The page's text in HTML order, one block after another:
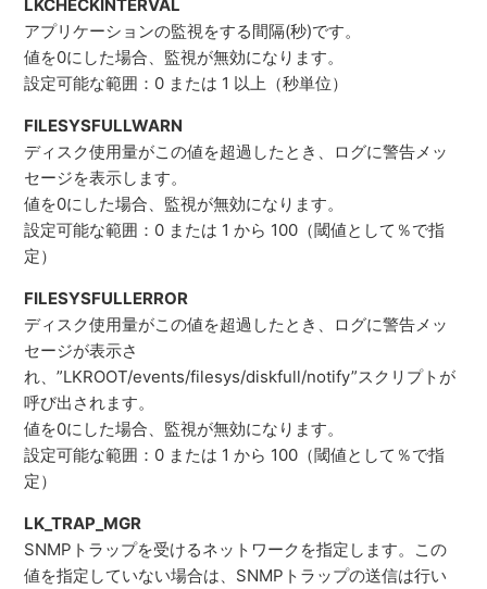
LKCHECKINTERVAL
アプリケーションの監視をする間隔(秒)です。
値を0にした場合、監視が無効になります。
設定可能な範囲：0 または 1 以上（秒単位）
FILESYSFULLWARN
ディスク使用量がこの値を超過したとき、ログに警告メッ
セージを表示します。
値を0にした場合、監視が無効になります。
設定可能な範囲：0 または 1 から 100（閾値として％で指
定）
FILESYSFULLERROR
ディスク使用量がこの値を超過したとき、ログに警告メッ
セージが表示さ
れ、”LKROOT/events/filesys/diskfull/notify”スクリプトが
呼び出されます。
値を0にした場合、監視が無効になります。
設定可能な範囲：0 または 1 から 100（閾値として％で指
定）
LK_TRAP_MGR
SNMPトラップを受けるネットワークを指定します。この
値を指定していない場合は、SNMPトラップの送信は行い